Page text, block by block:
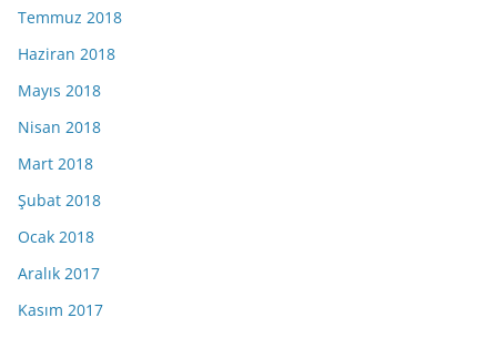
Temmuz 2018
Haziran 2018
Mayıs 2018
Nisan 2018
Mart 2018
Şubat 2018
Ocak 2018
Aralık 2017
Kasım 2017